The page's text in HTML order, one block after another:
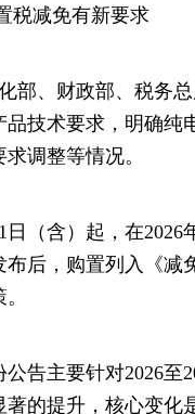
税减免有新要求
部、财政部、税务
技术要求，明确纯
调整等情况。
日（含）起，在
后，购置列入《减
告主要针对2026至
的提升，核心变化